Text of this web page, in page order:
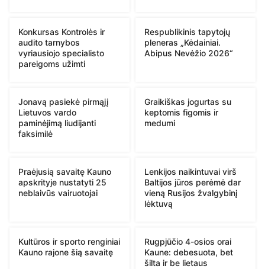
Konkursas Kontrolės ir
audito tarnybos
vyriausiojo specialisto
pareigoms užimti
Respublikinis tapytojų
pleneras „Kėdainiai.
Abipus Nevėžio 2026“
Jonavą pasiekė pirmąjį
Lietuvos vardo
paminėjimą liudijanti
faksimilė
Graikiškas jogurtas su
keptomis figomis ir
medumi
Praėjusią savaitę Kauno
apskrityje nustatyti 25
neblaivūs vairuotojai
Lenkijos naikintuvai virš
Baltijos jūros perėmė dar
vieną Rusijos žvalgybinį
lėktuvą
Kultūros ir sporto renginiai
Kauno rajone šią savaitę
Rugpjūčio 4-osios orai
Kaune: debesuota, bet
šilta ir be lietaus